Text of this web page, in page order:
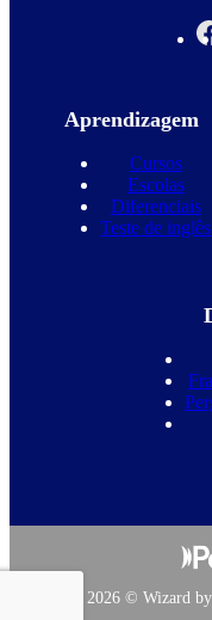
Aprendizagem
Cursos
Escolas
Diferenciais
Teste de inglês
Copyright 2026 © Wizard